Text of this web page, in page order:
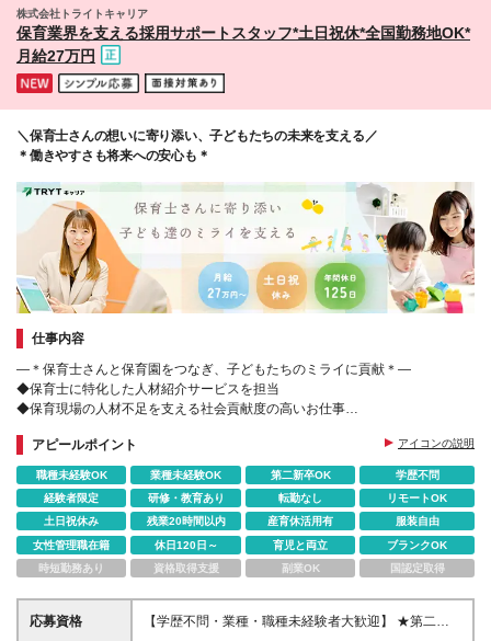
畿：大阪：奈良/京都/兵庫/和歌山/滋賀 ◆中国・四
九州・沖縄：福岡/長崎/佐賀/熊本/鹿児島/大分/宮崎/沖
株式会社トライトキャリア
保育業界を支える採用サポートスタッフ*⼟⽇祝休*全国勤務地OK*
月給27万円
＼保育士さんの想いに寄り添い、子どもたちの未来を支える／
＊働きやすさも将来への安心も＊
仕事内容
―＊保育士さんと保育園をつなぎ、子どもたちのミライに貢献＊―
◆保育士に特化した人材紹介サービスを担当
◆保育現場の人材不足を支える社会貢献度の高いお仕事
アピールポイント
アイコンの説明
職種未経験OK 業種未経験OK 第二新卒OK
学歴不問
経験者限定
研修・教育あり 転勤なし
リモートOK
土日祝休み
残業20時間以内 産育休活用有
服装自由
女性管理職在籍
休日120日～ 育児と両立
ブランクOK
時短勤務あり
資格取得支援 副業OK 国認定取得
応募資格
【学歴不問・業種・職種未経験者大歓迎】 ★第二新